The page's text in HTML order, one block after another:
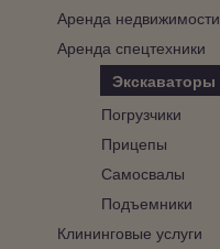
Аренда недвижимости
Аренда спецтехники
Экскаваторы
Погрузчики
Прицепы
Самосвалы
Подъемники
Клининговые услуги